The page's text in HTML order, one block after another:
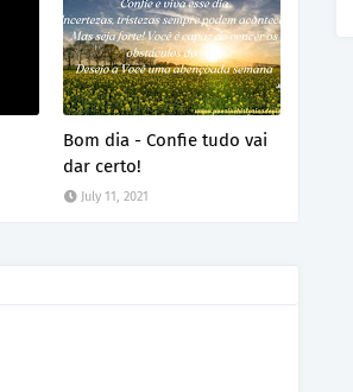
Bom dia - Confie tudo vai
dar certo!
July 11, 2021